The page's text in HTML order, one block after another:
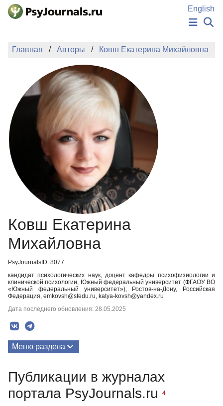
Перейти к основному содержанию
English
НОВОСТИ
АВТОРЫ
ПОДАТЬ РУКОПИСЬ
БАЗА ЗНАНИЙ
КЛЮЧЕВЫЕ СЛОВА
Регистрация
Главная Авторы Ковш Екатерина Михайловна
Ковш Екатерина
Михайловна
PsyJournalsID: 8077
кандидат психологических наук, доцент кафедры психофизиологии и
клинической психологии, Южный федеральный университет (ФГАОУ ВО
«Южный федеральный университет»), Ростов-на-Дону, Российская
Федерация, emkovsh@sfedu.ru, katya-kovsh@yandex.ru
Дата последнего обновления: 28.05.2025
Меню раздела
Публикации в журналах
портала PsyJournals.ru
4